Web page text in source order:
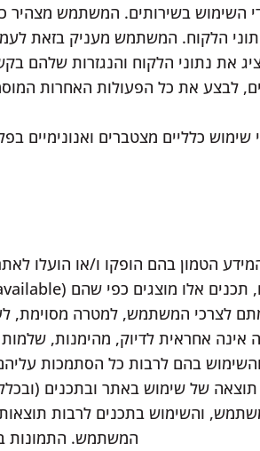
השימוש בשירותים. המשתמש מצהיר
הלקוח. המשתמש מעניק בזאת
את נתוני הלקוח והנגזרות שלהם
לבצע את כל הפעולות האחרות
כלליים מצטברים ואנונימיים
הטמון בהם הופקו ו/או הועלו
לצרכי המשתמש, למטרה מסוימת,
אינה אחראית לדיוק, מהימנות,
בהם לרבות כל הסתמכות
של שימוש באתר ובתכנים
והשימוש בתכנים לרבות
המשתמש. התמונות